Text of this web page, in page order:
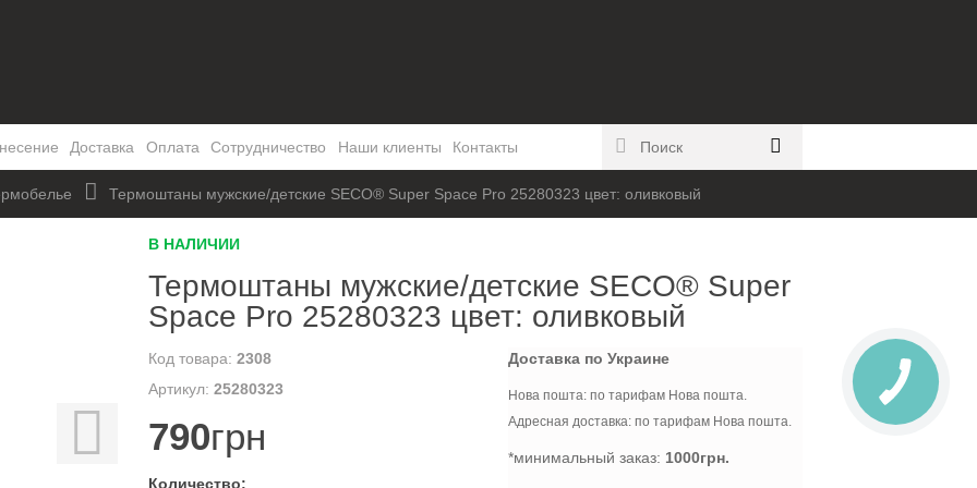
Доставка Оплата Сотрудничество Наши клиенты Контакты
Термоштаны мужские/детские SECO® Super Space Pro 25280323 цвет: оливковый
В НАЛИЧИИ
Термоштаны мужские/детские SECO® Super
Space Pro 25280323 цвет: оливковый
2308
25280323
790грн
Доставка по Украине
Нова пошта: по тарифам Нова пошта.
Адресная доставка: по тарифам Нова пошта.
*минимальный заказ: 1000грн.